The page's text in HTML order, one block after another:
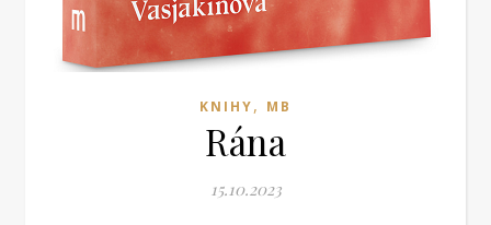
KNIHY, MB
Rána
15.10.2023